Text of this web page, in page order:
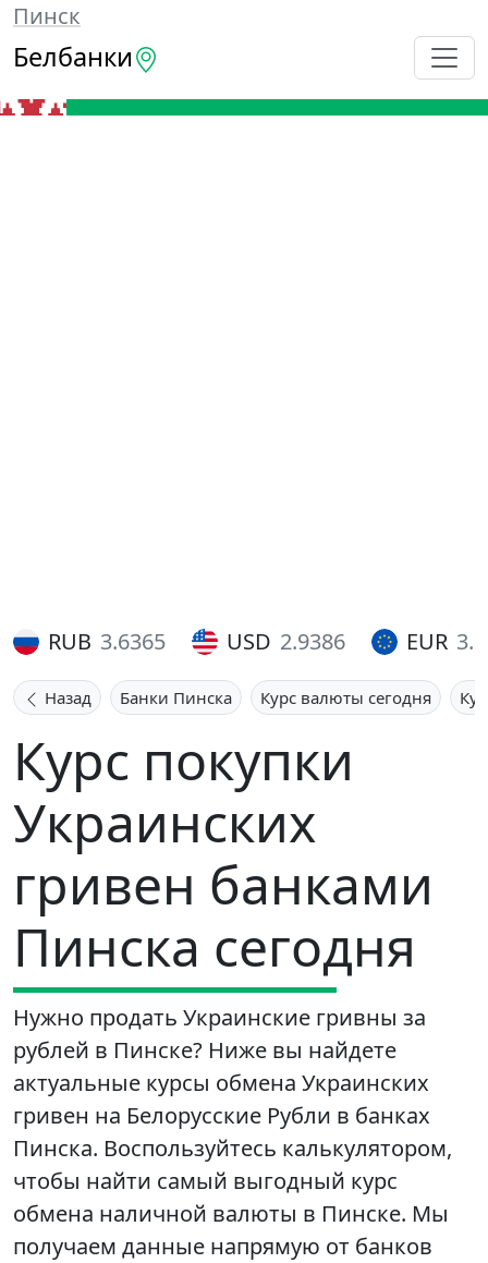
Пинск
Белбанки
RUB 3.6365 USD 2.9386 EUR
Назад Банки Пинска Курс валюты сегодня
Курс покупки
Украинских
гривен банками
Пинска сегодня
Нужно продать Украинские гривны за
рублей в Пинске? Ниже вы найдете
актуальные курсы обмена Украинских
гривен на Белорусские Рубли в банках
Пинска. Воспользуйтесь калькулятором,
чтобы найти самый выгодный курс
обмена наличной валюты в Пинске. Мы
получаем данные напрямую от банков